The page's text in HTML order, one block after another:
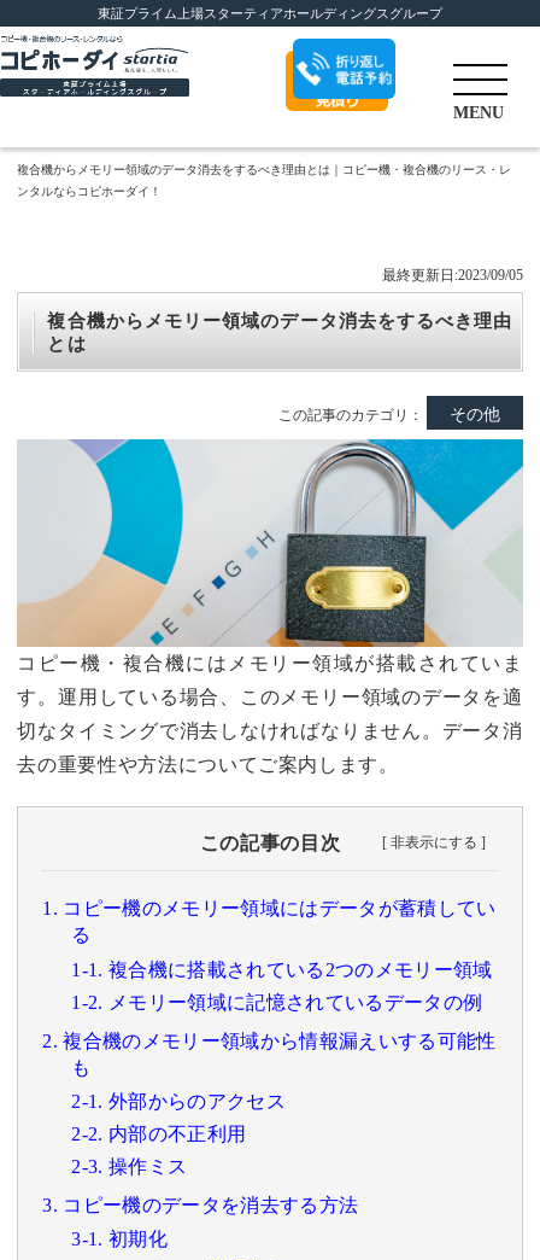
東証プライム上場スターティアホールディングスグループ
折り返し電話予
MENU
複合機からメモリー領域のデータ消去をするべき理由とは｜コピー機・複合機のリース・レ
ンタルならコピホーダイ！
最終更新日:2023/09/05
複合機からメモリー領域のデータ消去をするべき理由
とは
この記事のカテゴリ： その他
コピー機・複合機にはメモリー領域が搭載されていま
す。運用している場合、このメモリー領域のデータを適
切なタイミングで消去しなければなりません。データ消
去の重要性や方法についてご案内します。
この記事の目次
1. コピー機のメモリー領域にはデータが蓄積してい
る
1-1. 複合機に搭載されている2つのメモリー領域
1-2. メモリー領域に記憶されているデータの例
2. 複合機のメモリー領域から情報漏えいする可能性
も
2-1. 外部からのアクセス
2-2. 内部の不正利用
2-3. 操作ミス
3. コピー機のデータを消去する方法
3-1. 初期化